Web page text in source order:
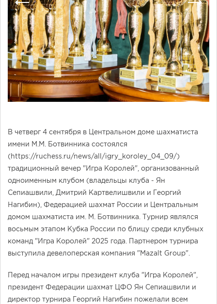
В четверг 4 сентября в Центральном доме шахматиста
имени М.М. Ботвинника состоялся
(https://ruchess.ru/news/all/igry_koroley_04_09/)
традиционный вечер "Игра Королей", организованный
одноименным клубом (владельцы клуба - Ян
Сепиашвили, Дмитрий Картвелишвили и Георгий
Нагибин), Федерацией шахмат России и Центральным
домом шахматиста им. М. Ботвинника. Турнир являлся
восьмым этапом Кубка России по блицу среди клубных
команд "Игра Королей" 2025 года. Партнером турнира
выступила девелоперская компания "Mazalt Group".
Перед началом игры президент клуба "Игра Королей",
президент Федерации шахмат ЦФО Ян Сепиашвили и
директор турнира Георгий Нагибин пожелали всем